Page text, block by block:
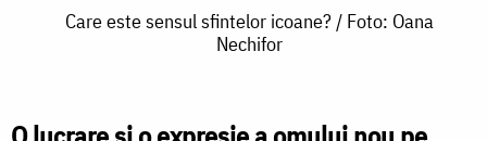
Care
sfintelor
Care este sensul sfintelor icoane? / Foto: Oana
Nechifor